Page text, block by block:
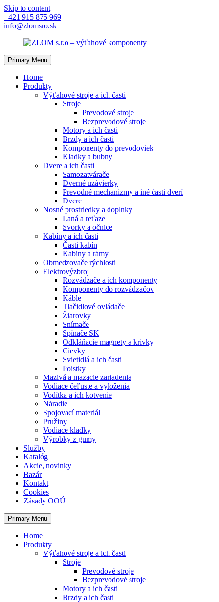
Skip to content
+421 915 875 969
info@zlomsro.sk
Primary Menu
Home
Produkty
Výťahové stroje a ich časti
Stroje
Prevodové stroje
Bezprevodové stroje
Motory a ich časti
Brzdy a ich časti
Komponenty do prevodoviek
Kladky a bubny
Dvere a ich časti
Samozatvárače
Dverné uzávierky
Prevodné mechanizmy a iné časti dverí
Dvere
Nosné prostriedky a doplnky
Laná a reťaze
Svorky a očnice
Kabíny a ich časti
Časti kabín
Kabíny a rámy
Obmedzovače rýchlosti
Elektrovýzbroj
Rozvádzače a ich komponenty
Komponenty do rozvádzačov
Káble
Tlačidlové ovládače
Žiarovky
Snímače
Spínače SK
Odkláňacie magnety a krivky
Cievky
Svietidlá a ich časti
Poistky
Mazivá a mazacie zariadenia
Vodiace čeľuste a vyloženia
Vodítka a ich kotvenie
Náradie
Spojovací materiál
Pružiny
Vodiace kladky
Výrobky z gumy
Služby
Katalóg
Akcie, novinky
Bazár
Kontakt
Cookies
Zásady OOÚ
Primary Menu
Home
Produkty
Výťahové stroje a ich časti
Stroje
Prevodové stroje
Bezprevodové stroje
Motory a ich časti
Brzdy a ich časti